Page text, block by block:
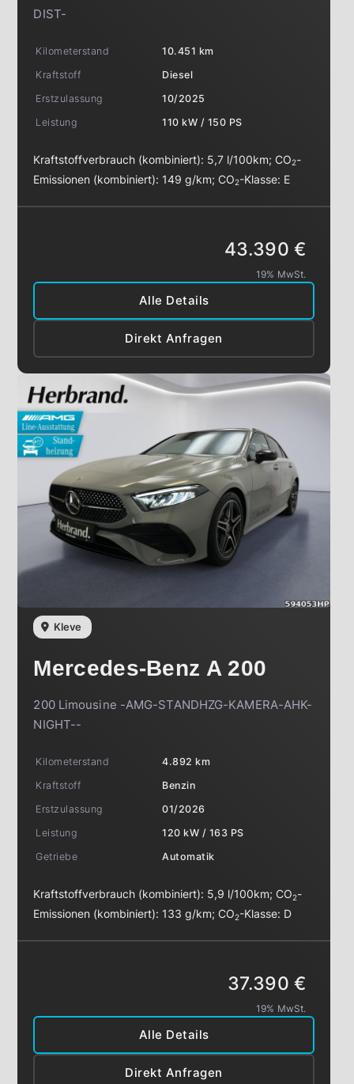
DIST-
Kilometerstand
10.451 km
Kraftstoff
Diesel
Erstzulassung
10/2025
Leistung
110 kW / 150 PS
Kraftstoffverbrauch (kombiniert): 5,7 l/100km;CO2-
Emissionen (kombiniert): 149 g/km;CO2-Klasse: E
Alle Details
Direkt Anfragen
43.390 €
19% MwSt.
Kleve
Mercedes-Benz A 200
200 Limousine -AMG-STANDHZG-KAMERA-AHK-
NIGHT--
Kilometerstand
4.892 km
Kraftstoff
Benzin
Erstzulassung
01/2026
Leistung
120 kW / 163 PS
Getriebe
Automatik
Kraftstoffverbrauch (kombiniert): 5,9 l/100km;CO2-
Emissionen (kombiniert): 133 g/km;CO2-Klasse: D
Alle Details
Direkt Anfragen
37.390 €
19% MwSt.